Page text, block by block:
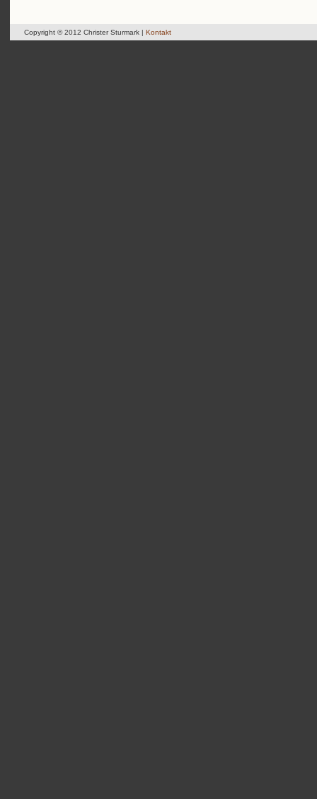
Copyright © 2012 Christer Sturmark | Kontakt